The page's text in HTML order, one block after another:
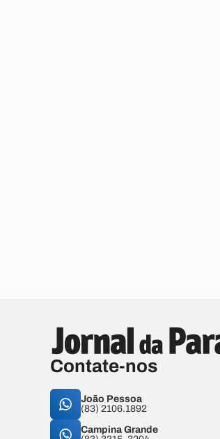
Contate-nos
João Pessoa
(83) 2106.1892
Campina Grande